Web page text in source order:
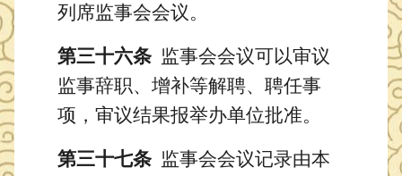
列席监事会会议。
第三十六条 监事会会议可以审议
监事辞职、增补等解聘、聘任事
项，审议结果报举办单位批准。
第三十七条 监事会会议记录由本